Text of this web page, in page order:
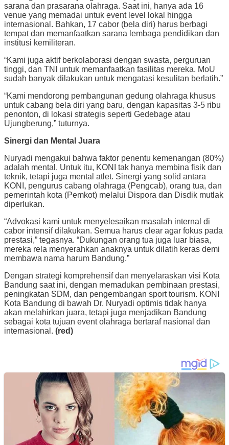
sarana dan prasarana olahraga. Saat ini, hanya ada 16
venue yang memadai untuk event level lokal hingga
internasional. Bahkan, 17 cabor (bela diri) harus berbagi
tempat dan memanfaatkan sarana lembaga pendidikan dan
institusi kemiliteran.
“Kami juga aktif berkolaborasi dengan swasta, perguruan
tinggi, dan TNI untuk memanfaatkan fasilitas mereka. MoU
sudah banyak dilakukan untuk mengatasi kesulitan berlatih.”
“Kami mendorong pembangunan gedung olahraga khusus
untuk cabang bela diri yang baru, dengan kapasitas 3-5 ribu
penonton, di lokasi strategis seperti Gedebage atau
Ujungberung,” tuturnya.
Sinergi dan Mental Juara
Nuryadi mengakui bahwa faktor penentu kemenangan (80%)
adalah mental. Untuk itu, KONI tak hanya membina fisik dan
teknik, tetapi juga mental atlet. Sinergi yang solid antara
KONI, pengurus cabang olahraga (Pengcab), orang tua, dan
pemerintah kota (Pemkot) melalui Dispora dan Disdik mutlak
diperlukan.
“Advokasi kami untuk menyelesaikan masalah internal di
cabor intensif dilakukan. Semua harus clear agar fokus pada
prestasi,” tegasnya. “Dukungan orang tua juga luar biasa,
mereka rela menyerahkan anaknya untuk dilatih keras demi
membawa nama harum Bandung.”
Dengan strategi komprehensif dan menyelaraskan visi Kota
Bandung saat ini, dengan memadukan pembinaan prestasi,
peningkatan SDM, dan pengembangan sport tourism. KONI
Kota Bandung di bawah Dr. Nuryadi optimis tidak hanya
akan melahirkan juara, tetapi juga menjadikan Bandung
sebagai kota tujuan event olahraga bertaraf nasional dan
internasional. (red)